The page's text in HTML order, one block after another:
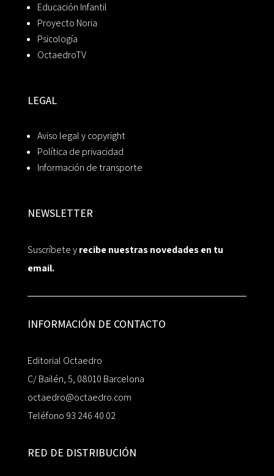
Educación Infantil
Proyecto Noria
Psicología
OctaedroTV
LEGAL
Aviso legal y copyright
Política de privacidad
Información de transporte
NEWSLETTER
Suscríbete yrecibe nuestras novedades en tu
email.
INFORMACIÓN DE CONTACTO
Editorial Octaedro
C/ Bailén, 5, 08010 Barcelona
octaedro@octaedro.com
Teléfono 93 246 40 02
RED DE DISTRIBUCIÓN